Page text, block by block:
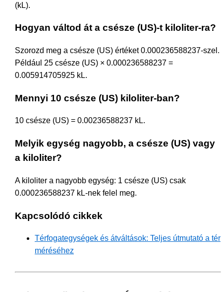
(kL).
Hogyan váltod át a csésze (US)-t kiloliter-ra?
Szorozd meg a csésze (US) értéket 0.000236588237-szel.
Például 25 csésze (US) × 0.000236588237 =
0.005914705925 kL.
Mennyi 10 csésze (US) kiloliter-ban?
10 csésze (US) = 0.00236588237 kL.
Melyik egység nagyobb, a csésze (US) vagy
a kiloliter?
A kiloliter a nagyobb egység: 1 csésze (US) csak
0.000236588237 kL-nek felel meg.
Kapcsolódó cikkek
Térfogategységek és átváltások: Teljes útmutató a tér
méréséhez